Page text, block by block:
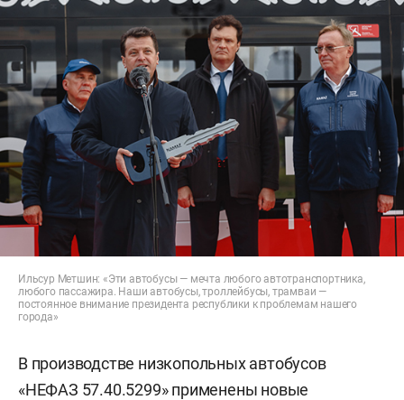
Ильсур Метшин: «Эти автобусы — мечта любого автотранспортника,
любого пассажира. Наши автобусы, троллейбусы, трамваи —
постоянное внимание президента республики к проблемам нашего
города»
В производстве низкопольных автобусов
«НЕФАЗ 57.40.5299» применены новые